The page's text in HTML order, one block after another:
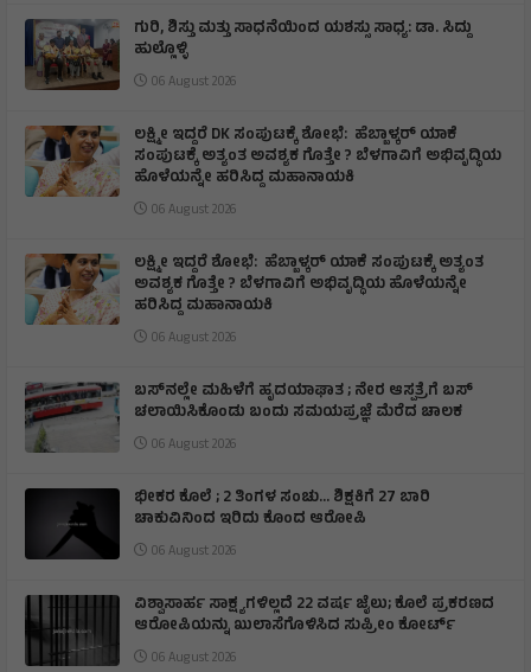
ಗುರಿ, ಶಿಸ್ತು ಮತ್ತು ಸಾಧನೆಯಿಂದ ಯಶಸ್ಸು ಸಾಧ್ಯ: ಡಾ. ಸಿದ್ದು
ಹುಲ್ಲೊಳ್ಳಿ
06 August 2026
ಲಕ್ಷ್ಮೀ ಇದ್ದರೆ DK ಸಂಪುಟಕ್ಕೆ ಶೋಭೆ: ಹೆಬ್ಬಾಳ್ಕರ್ ಯಾಕೆ
ಸಂಪುಟಕ್ಕೆ ಅತ್ಯಂತ ಅವಶ್ಯಕ ಗೊತ್ತೇ ? ಬೆಳಗಾವಿಗೆ ಅಭಿವೃದ್ಧಿಯ
ಹೊಳೆಯನ್ನೇ ಹರಿಸಿದ್ದ ಮಹಾನಾಯಕಿ
06 August 2026
ಲಕ್ಷ್ಮೀ ಇದ್ದರೆ ಶೋಭೆ: ಹೆಬ್ಬಾಳ್ಕರ್ ಯಾಕೆ ಸಂಪುಟಕ್ಕೆ ಅತ್ಯಂತ
ಅವಶ್ಯಕ ಗೊತ್ತೇ ? ಬೆಳಗಾವಿಗೆ ಅಭಿವೃದ್ಧಿಯ ಹೊಳೆಯನ್ನೇ
ಹರಿಸಿದ್ದ ಮಹಾನಾಯಕಿ
06 August 2026
ಬಸ್‌ನಲ್ಲೇ ಮಹಿಳೆಗೆ ಹೃದಯಾಘಾತ ; ನೇರ ಆಸ್ಪತ್ರೆಗೆ ಬಸ್‌
ಚಲಾಯಿಸಿಕೊಂಡು ಬಂದು ಸಮಯಪ್ರಜ್ಞೆ ಮೆರೆದ ಚಾಲಕ
06 August 2026
ಭೀಕರ ಕೊಲೆ ; 2 ತಿಂಗಳ ಸಂಚು… ಶಿಕ್ಷಕಿಗೆ 27 ಬಾರಿ
ಚಾಕುವಿನಿಂದ ಇರಿದು ಕೊಂದ ಆರೋಪಿ
06 August 2026
ವಿಶ್ವಾಸಾರ್ಹ ಸಾಕ್ಷ್ಯಗಳಿಲ್ಲದೆ 22 ವರ್ಷ ಜೈಲು; ಕೊಲೆ ಪ್ರಕರಣದ
ಆರೋಪಿಯನ್ನು ಖುಲಾಸೆಗೊಳಿಸಿದ ಸುಪ್ರೀಂ ಕೋರ್ಟ್
06 August 2026